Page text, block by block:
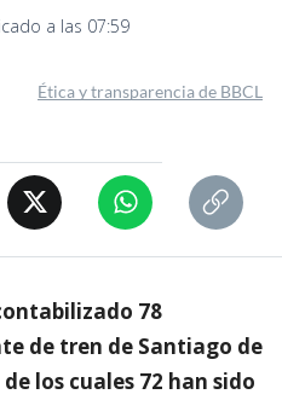
a las 07:59
Ética y transparencia de BBCL
78
de tren de Santiago de
los cuales 72 han sido